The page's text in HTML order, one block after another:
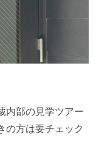
内部の見学ツアー
の方は要チェック